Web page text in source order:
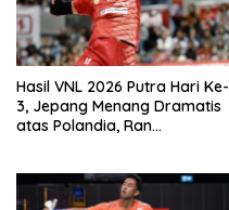
Hasil VNL 2026 Putra Hari Ke-
3, Jepang Menang Dramatis
atas Polandia, Ran